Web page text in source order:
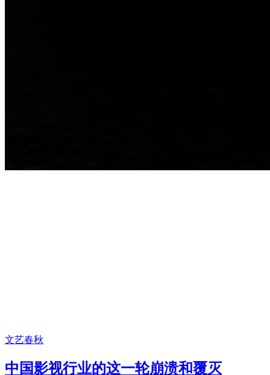
文艺春秋
中国影视行业的这一轮崩溃和覆灭